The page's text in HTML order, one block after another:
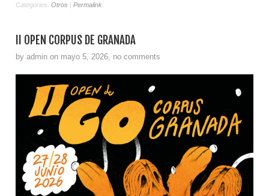
Categories: Otros | Permalink
II OPEN CORPUS DE GRANADA
by admin on mayo 5, 2026, no comments